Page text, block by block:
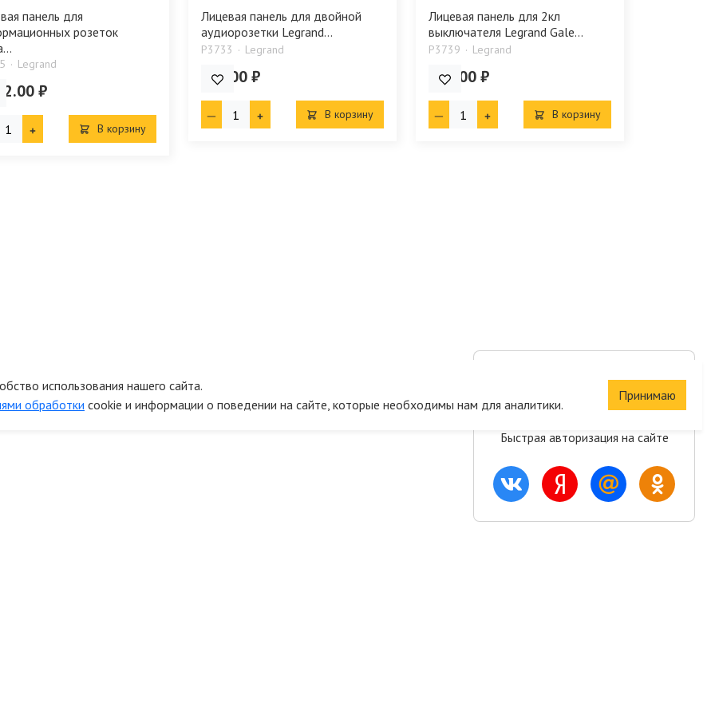
панель для
розеток
Legrand
₽
В корзину
Лицевая панель для двойной
аудиорозетки Legrand...
P3733 Legrand
687.00 ₽
В корзину
Лицевая панель для 2кл
выключателя Legrand Gale...
P3739 Legrand
764.00 ₽
В корзину
Сохраните корзину
и список желаний
Быстрая авторизация на сайте
использования нашего сайта.
обработки cookie и информации о поведении на сайте, которые необходимы нам для аналитики.
Принимаю